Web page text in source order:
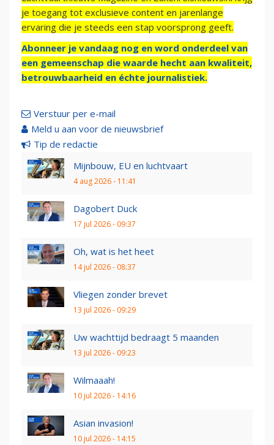
je toegang tot exclusieve content en jarenlange
ervaring die je steeds een stap voorsprong geeft.
Abonneer je vandaag nog en word onderdeel van
een gemeenschap die waarde hecht aan kwaliteit,
betrouwbaarheid en échte journalistiek.
Verstuur per e-mail
Meld u aan voor de nieuwsbrief
Tip de redactie
Mijnbouw, EU en luchtvaart
4 aug 2026 - 11:41
Dagobert Duck
17 jul 2026 - 09:37
Oh, wat is het heet
14 jul 2026 - 08:37
Vliegen zonder brevet
13 jul 2026 - 09:29
Uw wachttijd bedraagt 5 maanden
13 jul 2026 - 09:23
Wilmaaah!
10 jul 2026 - 14:16
Asian invasion!
10 jul 2026 - 14:15